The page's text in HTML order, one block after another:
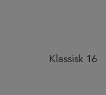
Klassisk 16